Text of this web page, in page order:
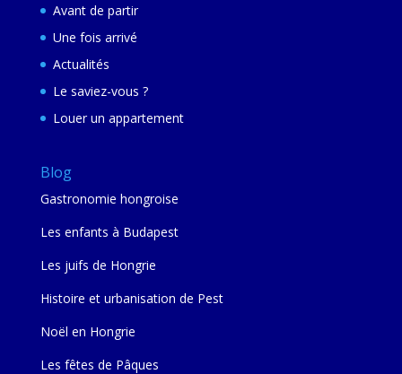
Avant de partir
Une fois arrivé
Actualités
Le saviez-vous ?
Louer un appartement
Blog
Gastronomie hongroise
Les enfants à Budapest
Les juifs de Hongrie
Histoire et urbanisation de Pest
Noël en Hongrie
Les fêtes de Pâques